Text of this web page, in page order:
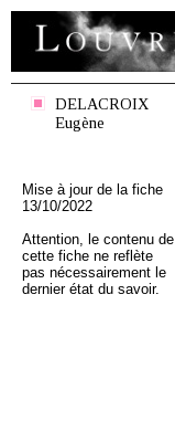
DELACROIX
Eugène
Mise à jour de la fiche
13/10/2022
Attention, le contenu de
cette fiche ne reflète
pas nécessairement le
dernier état du savoir.